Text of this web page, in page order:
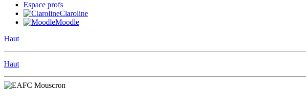
Espace profs
Claroline
Moodle
Haut
Haut